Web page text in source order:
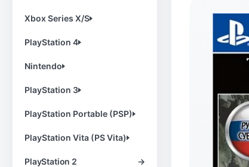
Xbox Series X/S
PlayStation 4
Nintendo
PlayStation 3
PlayStation Portable (PSP)
PlayStation Vita (PS Vita)
PlayStation 2 →